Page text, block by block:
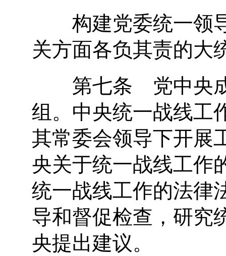
构建党委统一领
关方面各负其责的大
第七条 党中央成
组。中央统一战线工
其常委会领导下开展
央关于统一战线工作
统一战线工作的法律
导和督促检查，研究
央提出建议。